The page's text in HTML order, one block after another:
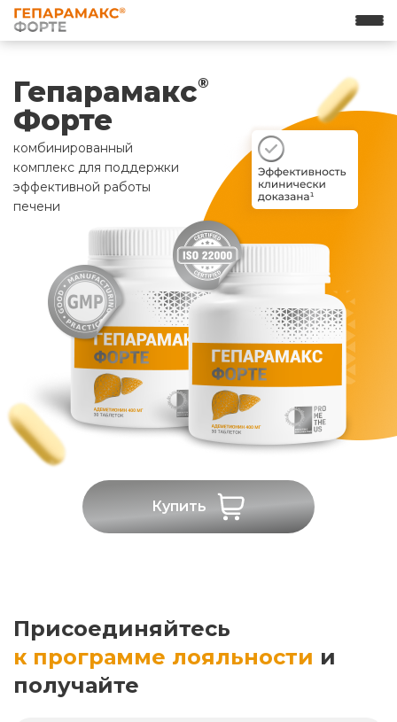
Гепарамакс®
Форте
комбинированный
комплекс для поддержки
эффективной работы
печени
Купить
Присоединяйтесь
к программе лояльности и
получайте